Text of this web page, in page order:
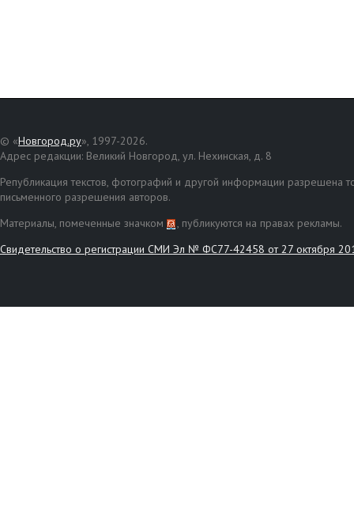
© «Новгород.ру», 1997-2026.
Адрес редакции: Великий Новгород, ул. Нехинская, д. 8
Републикация текстов, фотографий и другой информации разрешена
письменного разрешения авторов.
Материалы, помеченные значком
, публикуются на правах рекламы.
Свидетельство о регистрации СМИ Эл № ФС77-42458 от 27 октября